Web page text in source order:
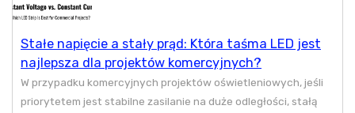
Stałe napięcie a stały prąd: Która taśma LED jest
najlepsza dla projektów komercyjnych?
W przypadku komercyjnych projektów oświetleniowych, jeśli
priorytetem jest stabilne zasilanie na duże odległości, stałą